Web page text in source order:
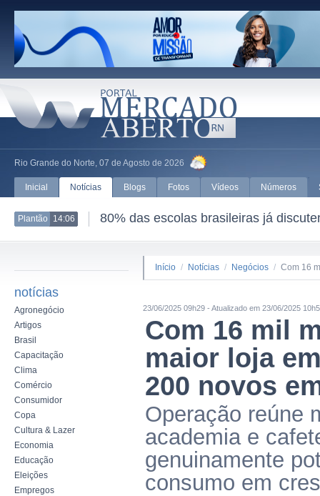
Rio Grande do Norte, 07 de Agosto de 2026
Inicial Notícias Blogs Fotos Vídeos Números
Plantão 14:06 80% das escolas brasileiras já
notícias
Agronegócio
Artigos
Brasil
Capacitação
Clima
Comércio
Consumidor
Copa
Cultura & Lazer
Economia
Educação
Eleições
Empregos
Início / Notícias / Negócios / Com 16
23/06/2025 09h29 - Atualizado em 23/06/2025
Com 16 mil
maior loja
200 novos
Operação reúne
academia e
genuinamente
consumo em